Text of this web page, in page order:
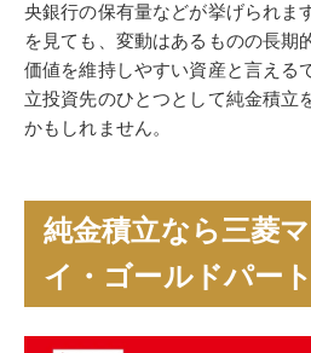
央銀行の保有量などが挙げられま
を見ても、変動はあるものの長期
価値を維持しやすい資産と言える
立投資先のひとつとして純金積立
かもしれません。
純金積立なら三菱
イ・ゴールドパー